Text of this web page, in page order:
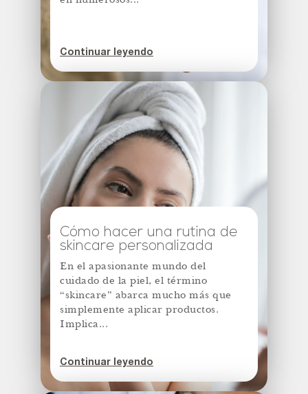
Continuar leyendo
Cómo hacer una rutina de
skincare personalizada
En el apasionante mundo del
cuidado de la piel, el término
“skincare” abarca mucho más que
simplemente aplicar productos.
Implica...
Continuar leyendo